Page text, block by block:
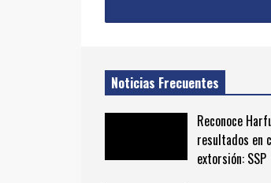
Noticias Frecuentes
Reconoce
resultados en
extorsión: SSP